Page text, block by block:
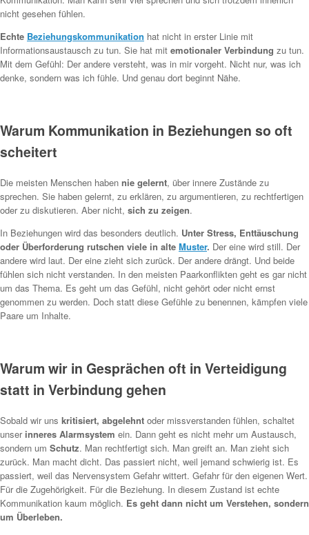
nicht gesehen fühlen.
Echte Beziehungskommunikation hat nicht in erster Linie mit
Informationsaustausch zu tun. Sie hat mit emotionaler Verbindung zu tun.
Mit dem Gefühl: Der andere versteht, was in mir vorgeht. Nicht nur, was ich
denke, sondern was ich fühle. Und genau dort beginnt Nähe.
Warum Kommunikation in Beziehungen so oft
scheitert
Die meisten Menschen haben nie gelernt, über innere Zustände zu
sprechen. Sie haben gelernt, zu erklären, zu argumentieren, zu rechtfertigen
oder zu diskutieren. Aber nicht, sich zu zeigen.
In Beziehungen wird das besonders deutlich. Unter Stress, Enttäuschung
oder Überforderung rutschen viele in alte Muster. Der eine wird still. Der
andere wird laut. Der eine zieht sich zurück. Der andere drängt. Und beide
fühlen sich nicht verstanden. In den meisten Paarkonflikten geht es gar nicht
um das Thema. Es geht um das Gefühl, nicht gehört oder nicht ernst
genommen zu werden. Doch statt diese Gefühle zu benennen, kämpfen viele
Paare um Inhalte.
Warum wir in Gesprächen oft in Verteidigung
statt in Verbindung gehen
Sobald wir uns kritisiert, abgelehnt oder missverstanden fühlen, schaltet
unser inneres Alarmsystem ein. Dann geht es nicht mehr um Austausch,
sondern um Schutz. Man rechtfertigt sich. Man greift an. Man zieht sich
zurück. Man macht dicht. Das passiert nicht, weil jemand schwierig ist. Es
passiert, weil das Nervensystem Gefahr wittert. Gefahr für den eigenen Wert.
Für die Zugehörigkeit. Für die Beziehung. In diesem Zustand ist echte
Kommunikation kaum möglich. Es geht dann nicht um Verstehen, sondern
um Überleben.